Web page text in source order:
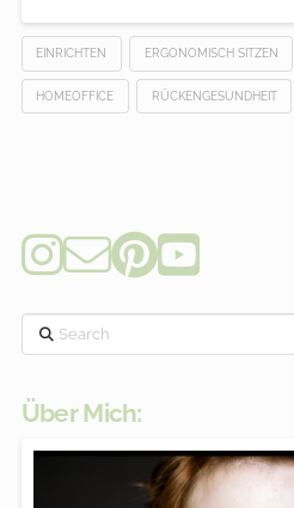
EINRICHTEN ERGONOMISCH SITZEN
HOMEOFFICE RÜCKENGESUNDHEIT
Search
Über Mich: